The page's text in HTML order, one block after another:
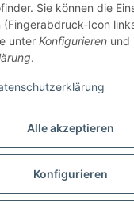
Sie können die
Icon
unter Konfigurieren und
.
Alle akzeptieren
Konfigurieren